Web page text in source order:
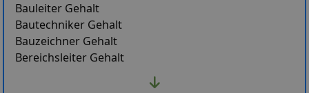
Bauleiter Gehalt
Bautechniker Gehalt
Bauzeichner Gehalt
Bereichsleiter Gehalt